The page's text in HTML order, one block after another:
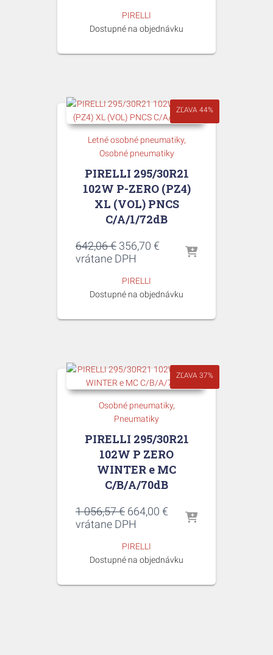
739,23 €.
PIRELLI
Dostupné na objednávku
ZĽAVA 44%
Letné osobné pneumatiky
Osobné pneumatiky
PIRELLI 295/30R21
102W P-ZERO (PZ4)
XL (VOL) PNCS
C/A/1/72dB
642,06€ Pôvodná
cena
642,06 €.
356,70 € Aktuálna
vrátane DPH
PIRELLI
Dostupné na objednávku
ZĽAVA 37%
Osobné pneumatiky
Pneumatiky
PIRELLI 295/30R21
102W P ZERO
WINTER e MC
C/B/A/70dB
1 056,57€ Pôvodná
cena
1
056,57 €.
664,00 € Aktuálna
cena
vrátane DPH
PIRELLI
Dostupné na objednávku